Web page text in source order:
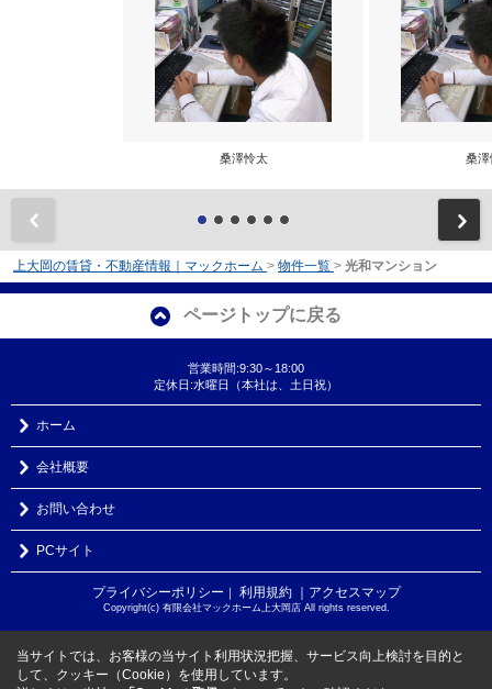
桑澤怜太 桑澤
上大岡の賃貸・不動産情報｜マックホーム > 物件一覧 > 光和マンション
ページトップに戻る
営業時間:9:30～18:00
定休日:水曜日（本社は、土日祝）
ホーム
会社概要
お問い合わせ
PCサイト
プライバシーポリシー 利用規約 ｜アクセスマップ
Copyright(c) 有限会社マックホーム上大岡店 All rights reserved.
当サイトでは、お客様の当サイト利用状況把握、サービス向上検討を目的と
して、クッキー（Cookie）を使用しています。